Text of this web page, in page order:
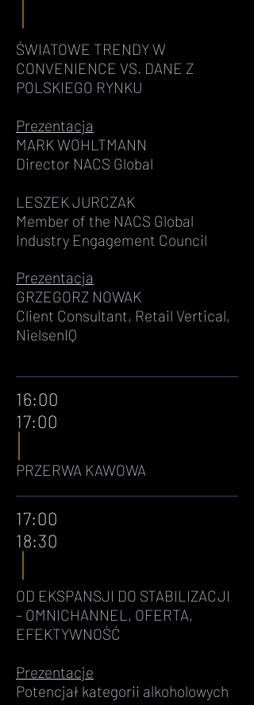
ŚWIATOWE TRENDY W
CONVENIENCE VS. DANE Z
POLSKIEGO RYNKU
Prezentacja
MARK WOHLTMANN
Director NACS Global
LESZEK JURCZAK
Member of the NACS Global
Industry Engagement Council
Prezentacja
GRZEGORZ NOWAK
Client Consultant, Retail Vertical,
NielsenIQ
16:00
17:00
PRZERWA KAWOWA
17:00
18:30
OD EKSPANSJI DO STABILIZACJI
– OMNICHANNEL, OFERTA,
EFEKTYWNOŚĆ
Prezentacje
Potencjał kategorii alkoholowych